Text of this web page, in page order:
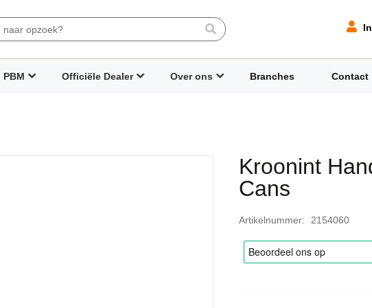
Search
PBM Officiële Dealer Over ons Branches Contact
Kroonint
Cans
Artikelnummer 2154060